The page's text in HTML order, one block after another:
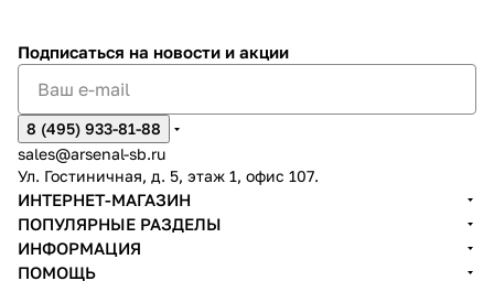
диспетчеризации;
объекты культурного наследия и режимные
территории.
Tantos: безопасность, проверенная временем и
проектами!
Подписаться на новости и акции
8 (495) 933-81-88
sales@arsenal-sb.ru
Ул. Гостиничная, д. 5, этаж 1, офис 107.
ИНТЕРНЕТ-МАГАЗИН
ПОПУЛЯРНЫЕ РАЗДЕЛЫ
ИНФОРМАЦИЯ
ПОМОЩЬ